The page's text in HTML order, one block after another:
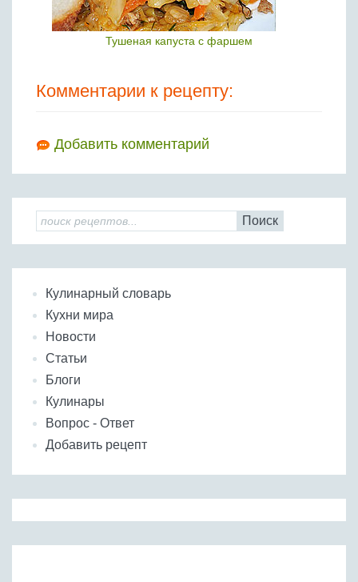
Тушеная капуста с фаршем
Комментарии к рецепту:
Добавить комментарий
Поиск
Кулинарный словарь
Кухни мира
Новости
Статьи
Блоги
Кулинары
Вопрос - Ответ
Добавить рецепт